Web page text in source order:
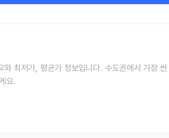
최저가, 평균가 정보입니다. 수도권에서 가장 싼
요.